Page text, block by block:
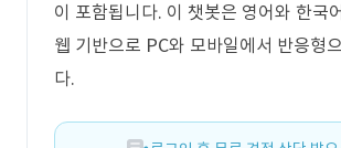
이 포함됩니다. 이 챗봇은 영어와 한국
웹 기반으로 PC와 모바일에서 반응형
다.